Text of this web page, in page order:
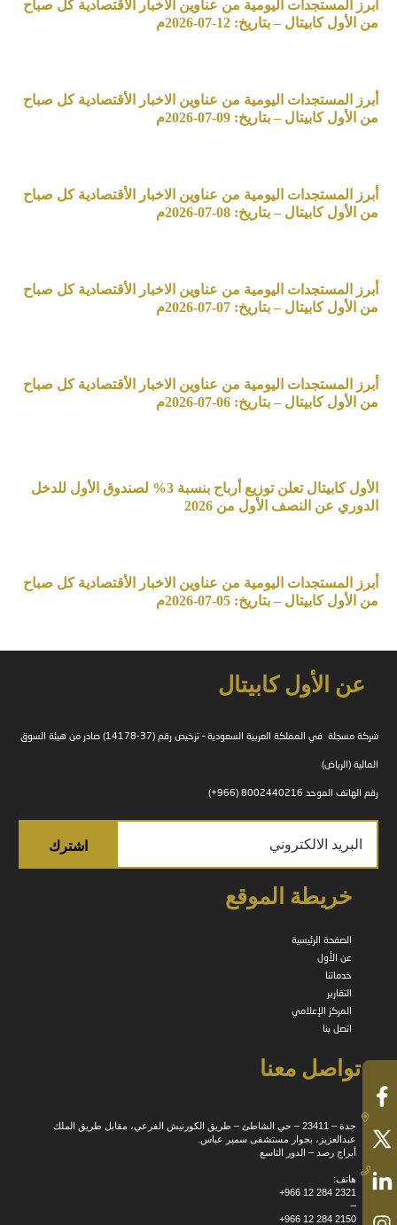
أبرز المستجدات اليومية من عناوين الاخبار الأقتصادية كل صباح
من الأول كابيتال – بتاريخ: 12-07-2026م
أبرز المستجدات اليومية من عناوين الاخبار الأقتصادية كل صباح
من الأول كابيتال – بتاريخ: 09-07-2026م
أبرز المستجدات اليومية من عناوين الاخبار الأقتصادية كل صباح
من الأول كابيتال – بتاريخ: 08-07-2026م
أبرز المستجدات اليومية من عناوين الاخبار الأقتصادية كل صباح
من الأول كابيتال – بتاريخ: 07-07-2026م
أبرز المستجدات اليومية من عناوين الاخبار الأقتصادية كل صباح
من الأول كابيتال – بتاريخ: 06-07-2026م
الأول كابيتال تعلن توزيع أرباح بنسبة 3% لصندوق الأول للدخل
الدوري عن النصف الأول من 2026
أبرز المستجدات اليومية من عناوين الاخبار الأقتصادية كل صباح
من الأول كابيتال – بتاريخ: 05-07-2026م
عن الأول كابيتال
شركة مسجلة في المملكة العربية السعودية – ترخيص رقم (37-14178) صادر من هيئة السوق
المالية (الرياض)
رقم الهاتف الموحد 8002440216 (966+)
خريطة الموقع
الصفحة الرئيسية
عن الأول
خدماتنا
التقارير
المركز الإعلامي
اتصل بنا
تواصل معنا
جدة – 23411 – حي الشاطئ – طريق الكورنيش الفرعي، مقابل طريق الملك
عبدالعزيز، بجوار مستشفى سمير عباس.
أبراج رصد – الدور التاسع
هاتف:
+966 12 284 2321
–
+966 12 284 2150